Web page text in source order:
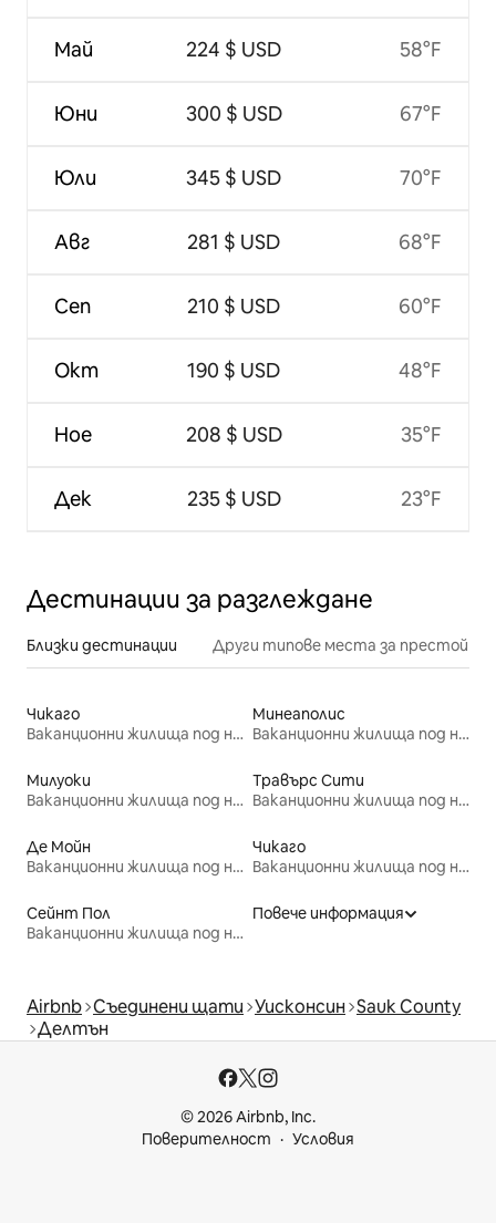
Май
Юни
Юли
Авг
Сеп
Окт
Ное
Дек
224 $ USD
300 $ USD
345 $ USD
281 $ USD
210 $ USD
190 $ USD
208 $ USD
235 $ USD
58°F
67°F
70°F
68°F
60°F
48°F
35°F
23°F
Дестинации за разглеждане
Близки дестинации Други типове места за престой
Чикаго
Ваканционни жилища под наем
Минеаполис
Ваканционни жилища под наем
Милуоки
Ваканционни жилища под наем
Травърс Сити
Ваканционни жилища под наем
Де Мойн
Ваканционни жилища под наем
Чикаго
Ваканционни жилища под наем
Сейнт Пол
Ваканционни жилища под наем
Повече информация
Airbnb Съединени щати Уисконсин Sauk County
Делтън
© 2026 Airbnb, Inc.
Поверителност
Условия